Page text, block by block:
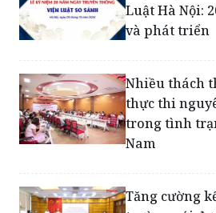
Luật Hà Nội:
và phát triển
Nhiều thách
thực thi
trong tình
Nam
Tăng cường